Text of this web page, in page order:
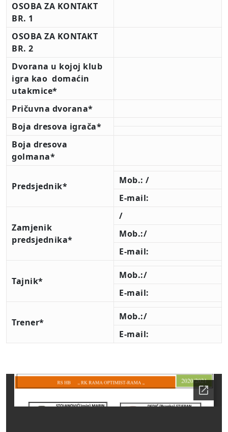
OSOBA ZA KONTAKT
BR. 1
OSOBA ZA KONTAKT
BR. 2
Dvorana u kojoj klub
igra kao domaćin
utakmice*
Pričuvna dvorana*
Boja dresova igrača*
Boja dresova
golmana*
Predsjednik*
Mob.: /
E-mail:
Zamjenik
predsjednika*
/
Mob.:/
E-mail:
Tajnik*
Mob.:/
E-mail:
Trener*
Mob.:/
E-mail: